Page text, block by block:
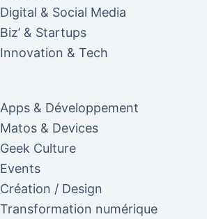
Digital & Social Media
Biz’ & Startups
Innovation & Tech
Apps & Développement
Matos & Devices
Geek Culture
Events
Création / Design
Transformation numérique